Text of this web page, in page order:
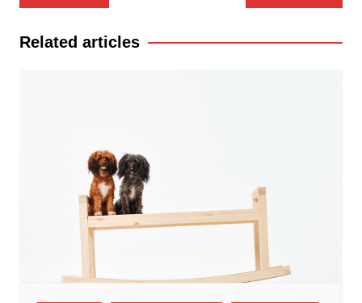
de
entradas
Related articles